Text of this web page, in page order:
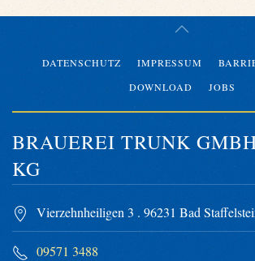
DATENSCHUTZ IMPRESSUM
DOWNLOAD
JOBS
BRAUEREI TRUNK
KG
Vierzehnheiligen 3 . 96231 Bad
09571 3488